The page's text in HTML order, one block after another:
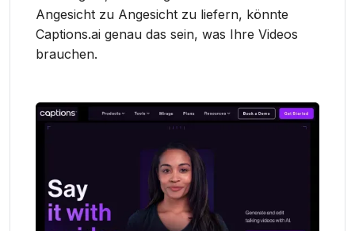
Angesicht zu Angesicht zu liefern, könnte
Captions.ai genau das sein, was Ihre Videos
brauchen.